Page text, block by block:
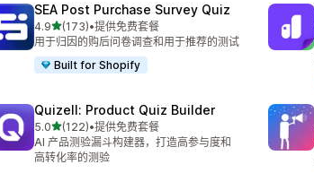
SEA Post Purchase Survey Quiz
4.9星（满分 5 星）
(173)
总共 173 条评论
•提供免费套餐
用于归因的购后问卷调查和用于推荐的测试
Built for Shopify
Quizell: Product Quiz Builder
5.0星（满分 5 星）
(122)
总共 122 条评论
•提供免费套餐
AI 产品测验漏斗构建器，打造高参与度和
高转化率的测验